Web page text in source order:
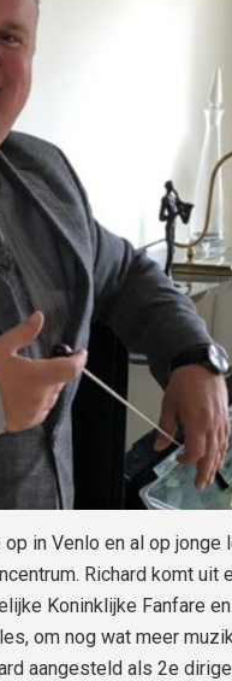
in Venlo en al op
Richard komt uit
Koninklijke Fanfare
om nog wat meer
aangesteld als 2e